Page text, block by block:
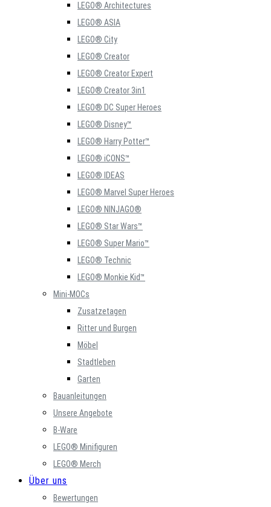
LEGO® Architectures
LEGO® ASIA
LEGO® City
LEGO® Creator
LEGO® Creator Expert
LEGO® Creator 3in1
LEGO® DC Super Heroes
LEGO® Disney™
LEGO® Harry Potter™
LEGO® iCONS™
LEGO® IDEAS
LEGO® Marvel Super Heroes
LEGO® NINJAGO®
LEGO® Star Wars™
LEGO® Super Mario™
LEGO® Technic
LEGO® Monkie Kid™
Mini-MOCs
Zusatzetagen
Ritter und Burgen
Möbel
Stadtleben
Garten
Bauanleitungen
Unsere Angebote
B-Ware
LEGO® Minifiguren
LEGO® Merch
Über uns
Bewertungen